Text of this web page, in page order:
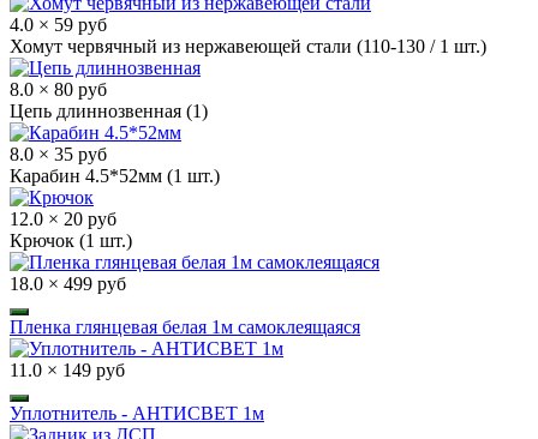
4.0 × 59 руб
Хомут червячный из нержавеющей стали (110-130 / 1 шт.)
8.0 × 80 руб
Цепь длиннозвенная (1)
8.0 × 35 руб
Карабин 4.5*52мм (1 шт.)
12.0 × 20 руб
Крючок (1 шт.)
18.0 × 499 руб
Пленка глянцевая белая 1м самоклеящаяся
11.0 × 149 руб
Уплотнитель - АНТИСВЕТ 1м